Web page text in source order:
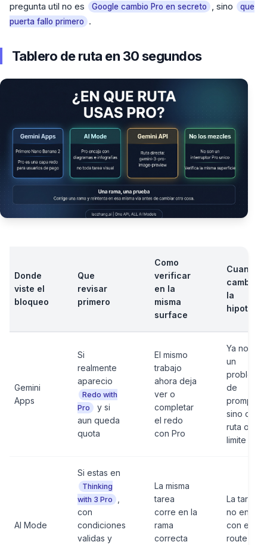
pregunta util no es
Google cambio Pro en secreto , sino
que
puerta fallo primero
.
Tablero de ruta en 30 segundos
Donde
viste el
bloqueo
Que
revisar
primero
Como
verificar
en la
misma
surface
Cuando
cambiar
la
hipotesis
Gemini
Apps
Si
realmente
aparecio
Redo with
Pro
y si
aun queda
quota
El mismo
trabajo
ahora deja
ver o
completar
el redo
con Pro
Ya no es
un
problema
de
prompt
sino de
ruta o
limite
AI Mode
Si estas en
Thinking
with 3 Pro
con
condiciones
validas y
La misma
tarea
corre en la
rama
correcta
La tarea
no encaja
con el
route